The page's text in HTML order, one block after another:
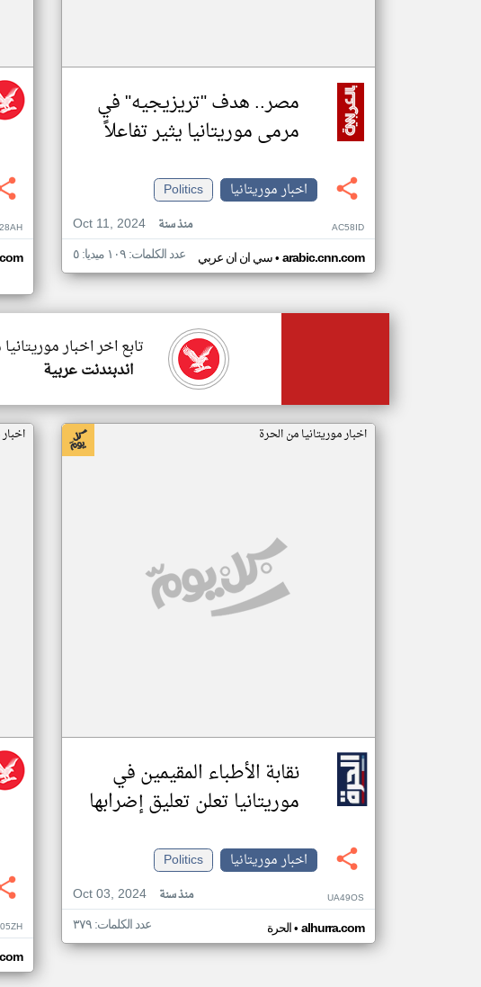
مصر.. هدف "تريزيجيه" في
مرمى موريتانيا يثير تفاعلاً
اخبار موريتانيا
Politics
Oct 11, 2024
منذ سنة AC58ID
سي ان ان عربي• arabic.cnn.com عدد الكلمات: ١٠٩ ميديا: ٥
تابع اخر اخبار
اندبندنت عربية
اخبار موريتانيا من الحرة
نقابة الأطباء المقيمين في
موريتانيا تعلن تعليق إضرابها
اخبار موريتانيا
Politics
Oct 03, 2024
منذ سنة UA49OS
الحرة• alhurra.com عدد الكلمات: ٣٧٩